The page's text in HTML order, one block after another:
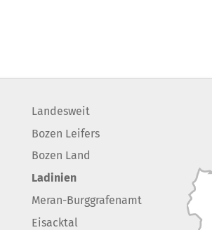
Landesweit
Bozen Leifers
Bozen Land
Ladinien
Meran-Burggrafenamt
Eisacktal